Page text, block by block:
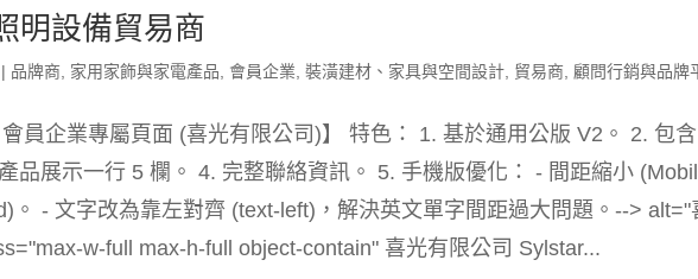
明設備貿易商
| 品牌商 家用家飾與家電產品 會員企業 ,裝潢建材、家具與空間設計 貿易商 顧問行銷與品牌
會員企業專屬頁面 (喜光有限公司)】 特色： 1. 基於通用公版 V2。 2. 包含
品展示一行 5 欄。 4. 完整聯絡資訊。 5. 手機版優化： - 間距縮小
。 - 文字改為靠左對齊 (text-left)，解決英文單字間距過大問題。--> alt="
w-full max-h-full object-contain" 喜光有限公司 Sylstar...